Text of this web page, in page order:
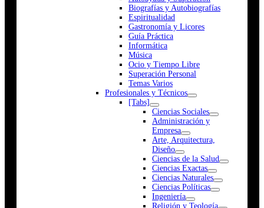
Biografías y Autobiografías
Espiritualidad
Gastronomía y Licores
Guía Práctica
Informática
Música
Ocio y Tiempo Libre
Superación Personal
Temas Varios
Profesionales y Técnicos
[Tabs]
Ciencias Sociales
Administración y
Empresa
Arte, Arquitectura,
Diseño
Ciencias de la Salud
Ciencias Exactas
Ciencias Naturales
Ciencias Políticas
Ingeniería
Religión y Teología